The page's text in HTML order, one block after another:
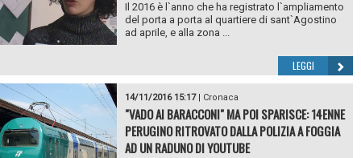
Il 2016 è l`anno che ha registrato l`ampliamento
del porta a porta al quartiere di sant`Agostino
ad aprile, e alla zona ...
LEGGI
14/11/2016 15:17| Cronaca
"VADO AI BARACCONI" MA POI SPARISCE: 14ENNE
PERUGINO RITROVATO DALLA POLIZIA A FOGGIA
AD UN RADUNO DI YOUTUBE